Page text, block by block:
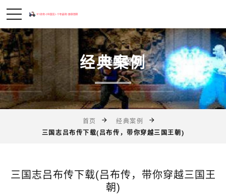
经典案例
首页
经典案例
三国志吕布传下载(吕布传，带你穿越三国王朝)
三国志吕布传下载(吕布传，带你穿越三国王
朝)